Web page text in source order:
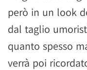
però in un look
dal taglio
quanto spesso
verrà poi